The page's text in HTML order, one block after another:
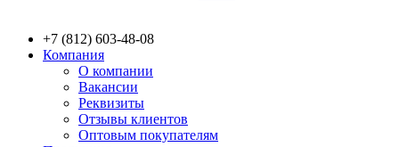
+7 (812) 603-48-08
Компания
О компании
Вакансии
Реквизиты
Отзывы клиентов
Оптовым покупателям